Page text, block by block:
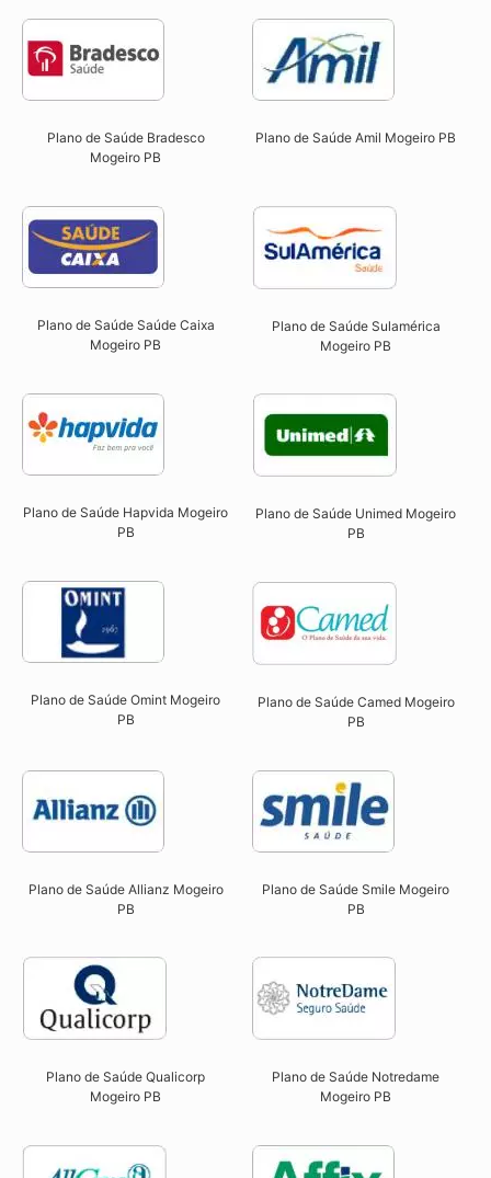
Plano de Saúde Bradesco
Mogeiro PB
Plano de Saúde Amil Mogeiro PB
Plano de Saúde Saúde Caixa
Mogeiro PB​
Plano de Saúde Sulamérica
Mogeiro PB
Plano de Saúde Hapvida Mogeiro
PB​
Plano de Saúde Unimed Mogeiro
PB
Plano de Saúde Omint Mogeiro
PB​
Plano de Saúde Camed Mogeiro
PB
Plano de Saúde Allianz Mogeiro
PB​
Plano de Saúde Smile Mogeiro
PB​
Plano de Saúde Qualicorp
Mogeiro PB​
Plano de Saúde Notredame
Mogeiro PB​